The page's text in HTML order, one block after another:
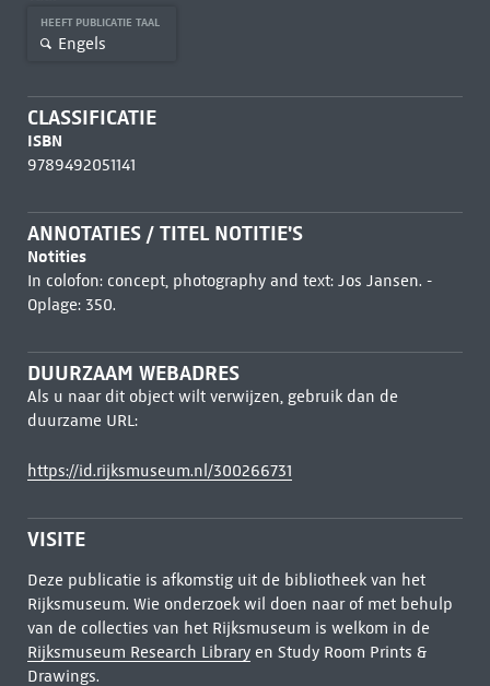
HEEFT PUBLICATIE TAAL
Engels
CLASSIFICATIE
ISBN
9789492051141
ANNOTATIES / TITEL NOTITIE'S
Notities
In colofon: concept, photography and text: Jos Jansen. -
Oplage: 350.
DUURZAAM WEBADRES
Als u naar dit object wilt verwijzen, gebruik dan de
duurzame URL:
https://id.rijksmuseum.nl/300266731
VISITE
Deze publicatie is afkomstig uit de bibliotheek van het
Rijksmuseum. Wie onderzoek wil doen naar of met behulp
van de collecties van het Rijksmuseum is welkom in de
Rijksmuseum Research Libraryen Study Room Prints &
Drawings.